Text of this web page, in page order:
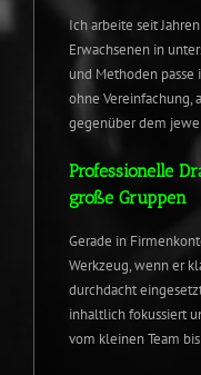
Ich arbeite seit
Erwachsenen in
und Methoden
ohne
gegenüber dem
Professionelle
große Gruppen
Gerade in
Werkzeug, wenn er
durchdacht
inhaltlich fokussiert
vom kleinen Team